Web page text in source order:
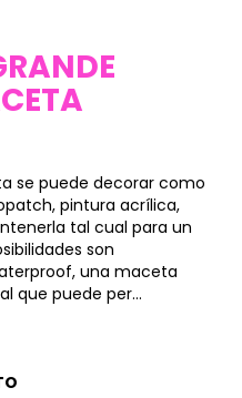
se puede decorar como
pintura acrílica,
tal cual para un
son
una maceta
que puede per...